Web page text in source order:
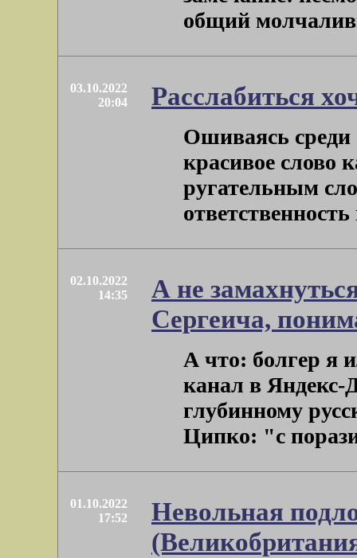
общий
03.10.2022
20:04
Расслабиться
Ошиваясь среди
красивое слово
ругательным
02.10.2022
14:35
А не
Сергеича,
А что: болгер я
канал в Яндекс-
глубинному
Ципко: "с
01.10.2022
17:52
Невольная